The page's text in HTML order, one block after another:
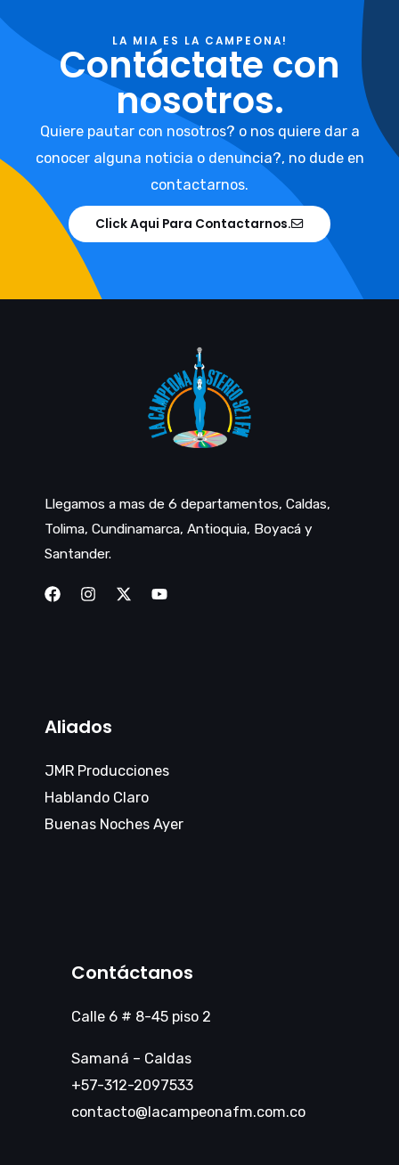
LA MIA ES LA CAMPEONA!
Contáctate con
nosotros.
Quiere pautar con nosotros? o nos quiere dar a
conocer alguna noticia o denuncia?, no dude en
contactarnos.
Click Aqui Para Contactarnos.
Llegamos a mas de 6 departamentos, Caldas,
Tolima, Cundinamarca, Antioquia, Boyacá y
Santander.
Aliados
JMR Producciones
Hablando Claro
Buenas Noches Ayer
Contáctanos
Calle 6 # 8-45 piso 2
Samaná – Caldas
+57-312-2097533
contacto@lacampeonafm.com.co